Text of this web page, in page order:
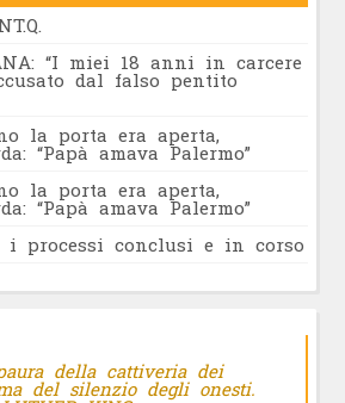
“I miei 18 anni in carcere
dal falso pentito
la porta era aperta,
“Papà amava Palermo”
la porta era aperta,
“Papà amava Palermo”
i processi conclusi e in corso
della cattiveria dei
del silenzio degli onesti.